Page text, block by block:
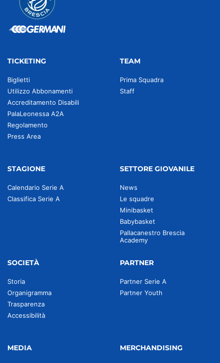
TICKETING
Biglietti
Utilizzo Abbonamenti
Accreditamento Disabili
PalaLeonessa A2A
Regolamento
Press Area
TEAM
Prima Squadra
Staff
STAGIONE
Calendario Serie A
Classifica Serie A
SETTORE GIOVANILE
News
Le squadre
Minibasket
Babybasket
Pallacanestro Brescia
Academy
SOCIETÀ
Storia
Organigramma
Trasparenza
Accessibilità
PARTNER
Partner Serie A
Partner Youth
MEDIA MERCHANDISING